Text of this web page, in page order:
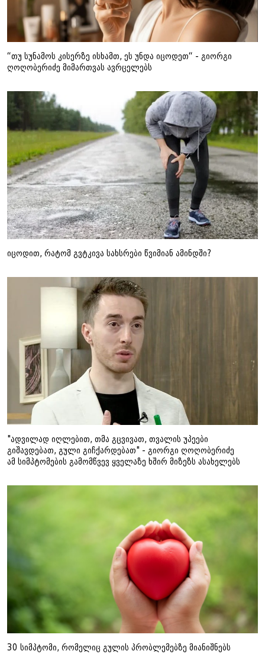
“თუ სუნამოს კისერზე ისხამთ, ეს უნდა იცოდეთ“ - გიორგი
ღოღობერიძე მიმართვას ავრცელებს
იცოდით, რატომ გვტკივა სახსრები წვიმიან ამინდში?
"ადვილად იღლებით, თმა გცვივათ, თვალის უპეები
გიშავდებათ, გული გიჩქარდებათ" - გიორგი ღოღობერიძე
ამ სიმპტომების გამომწვევ ყველაზე ხშირ მიზეზს ასახელებს
30 სიმპტომი, რომელიც გულის პრობლემებზე მიანიშნებს